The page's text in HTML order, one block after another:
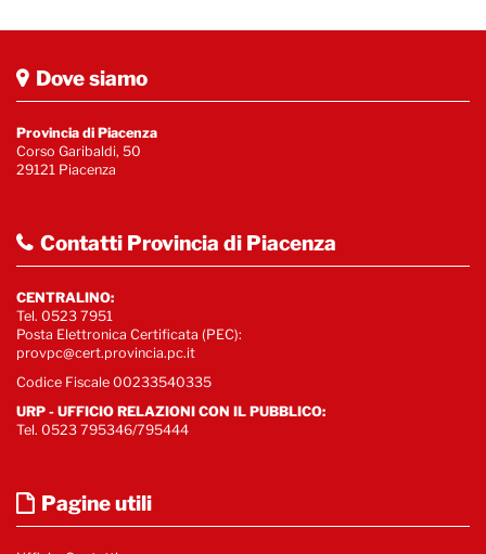
Dove siamo
Provincia di Piacenza
Corso Garibaldi, 50
29121 Piacenza
Contatti Provincia di Piacenza
CENTRALINO:
Tel. 0523 7951
Posta Elettronica Certificata (PEC):
provpc@cert.provincia.pc.it
Codice Fiscale 00233540335
URP - UFFICIO RELAZIONI CON IL PUBBLICO:
Tel. 0523 795346/795444
Pagine utili